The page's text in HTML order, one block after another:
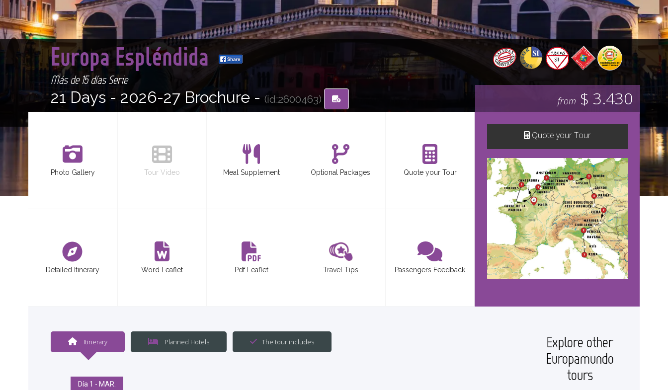
Europa Espléndida
Más de 15 días Serie
21 Days - 2026-27 Brochure -(id:2600463)
Photo Gallery Tour Video Meal Supplement Optional Packages Quote your Tour
Detailed Itinerary Word Leaflet Pdf Leaflet Travel Tips Passengers Feedback
from $ 3.430
Quote your Tour
Itinerary Planned Hotels The tour includes
Día 1 - MAR.
Explore other
Europamundo
tours